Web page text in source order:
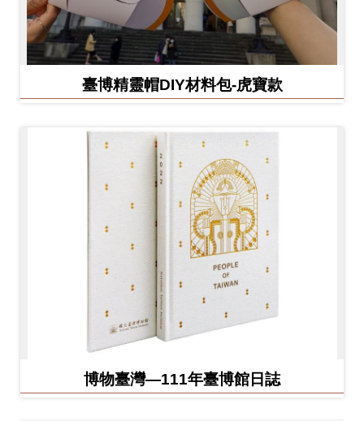
臺博精靈帽DIY材料包-虎寶款
博物臺灣—111年臺博館日誌